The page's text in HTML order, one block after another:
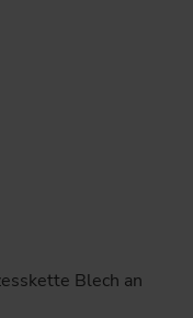
Blech an